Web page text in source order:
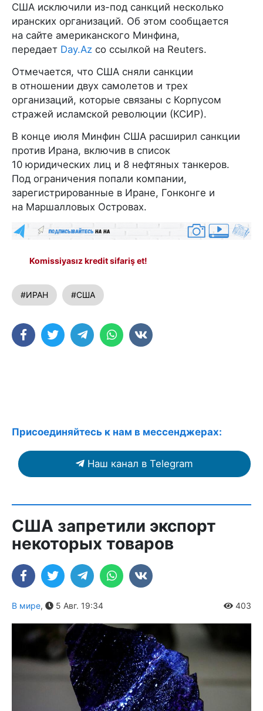
США исключили из-под санкций несколько
иранских организаций. Об этом сообщается
на сайте американского Минфина,
передает Day.Az со ссылкой на Reuters.
Отмечается, что США сняли санкции
в отношении двух самолетов и трех
организаций, которые связаны с Корпусом
стражей исламской революции (КСИР).
В конце июля Минфин США расширил санкции
против Ирана, включив в список
10 юридических лиц и 8 нефтяных танкеров.
Под ограничения попали компании,
зарегистрированные в Иране, Гонконге и
на Маршалловых Островах.
Komissiyasız kredit sifariş et!
#ИРАН #США
Присоединяйтесь к нам в мессенджерах:
Наш канал в Telegram
США запретили экспорт
некоторых товаров
В мире, 5 Авг. 19:34 403